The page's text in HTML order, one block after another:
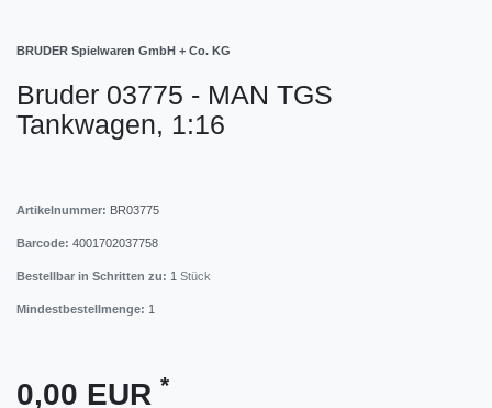
BRUDER Spielwaren GmbH + Co. KG
Bruder 03775 - MAN TGS
Tankwagen, 1:16
Artikelnummer: BR03775
Barcode: 4001702037758
Bestellbar in Schritten zu: 1 Stück
Mindestbestellmenge: 1
0,00 EUR *